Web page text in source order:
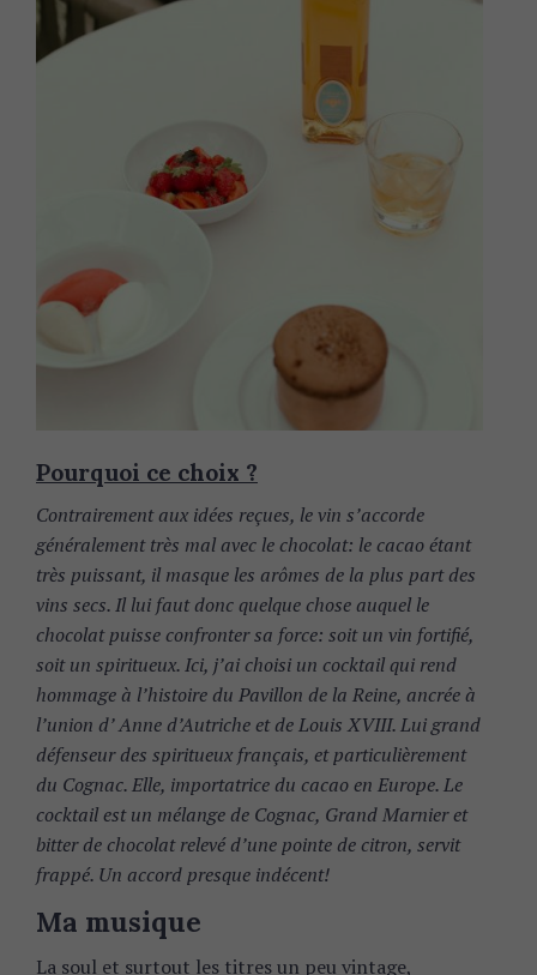
Pourquoi ce choix ?
Contrairement aux idées reçues, le vin s’accorde
généralement très mal avec le chocolat: le cacao étant
très puissant, il masque les arômes de la plus part des
vins secs. Il lui faut donc quelque chose auquel le
chocolat puisse confronter sa force: soit un vin fortifié,
soit un spiritueux. Ici, j’ai choisi un cocktail qui rend
hommage à l’histoire du Pavillon de la Reine, ancrée à
l’union d’ Anne d’Autriche et de Louis XVIII. Lui grand
défenseur des spiritueux français, et particulièrement
du Cognac. Elle, importatrice du cacao en Europe. Le
cocktail est un mélange de Cognac, Grand Marnier et
bitter de chocolat relevé d’une pointe de citron, servit
frappé. Un accord presque indécent!
Ma musique
La soul et surtout les titres un peu vintage,